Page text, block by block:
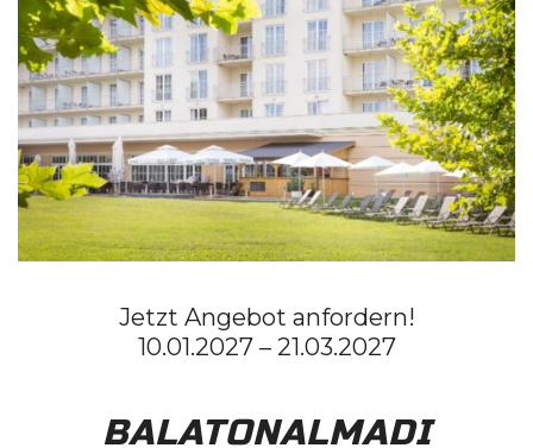
Jetzt Angebot anfordern!
10.01.2027 – 21.03.2027
BALATONALMADI